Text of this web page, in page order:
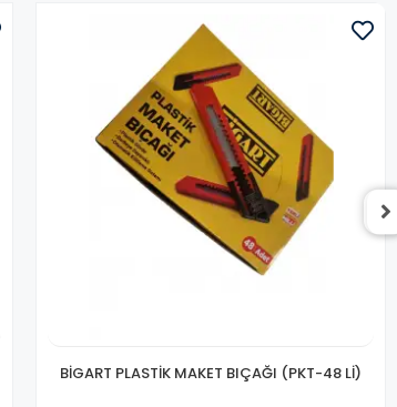
BİGART PLASTİK MAKET BIÇAĞI (PKT-48 Lİ)